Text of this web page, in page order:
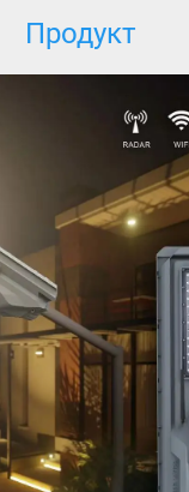
Продукт